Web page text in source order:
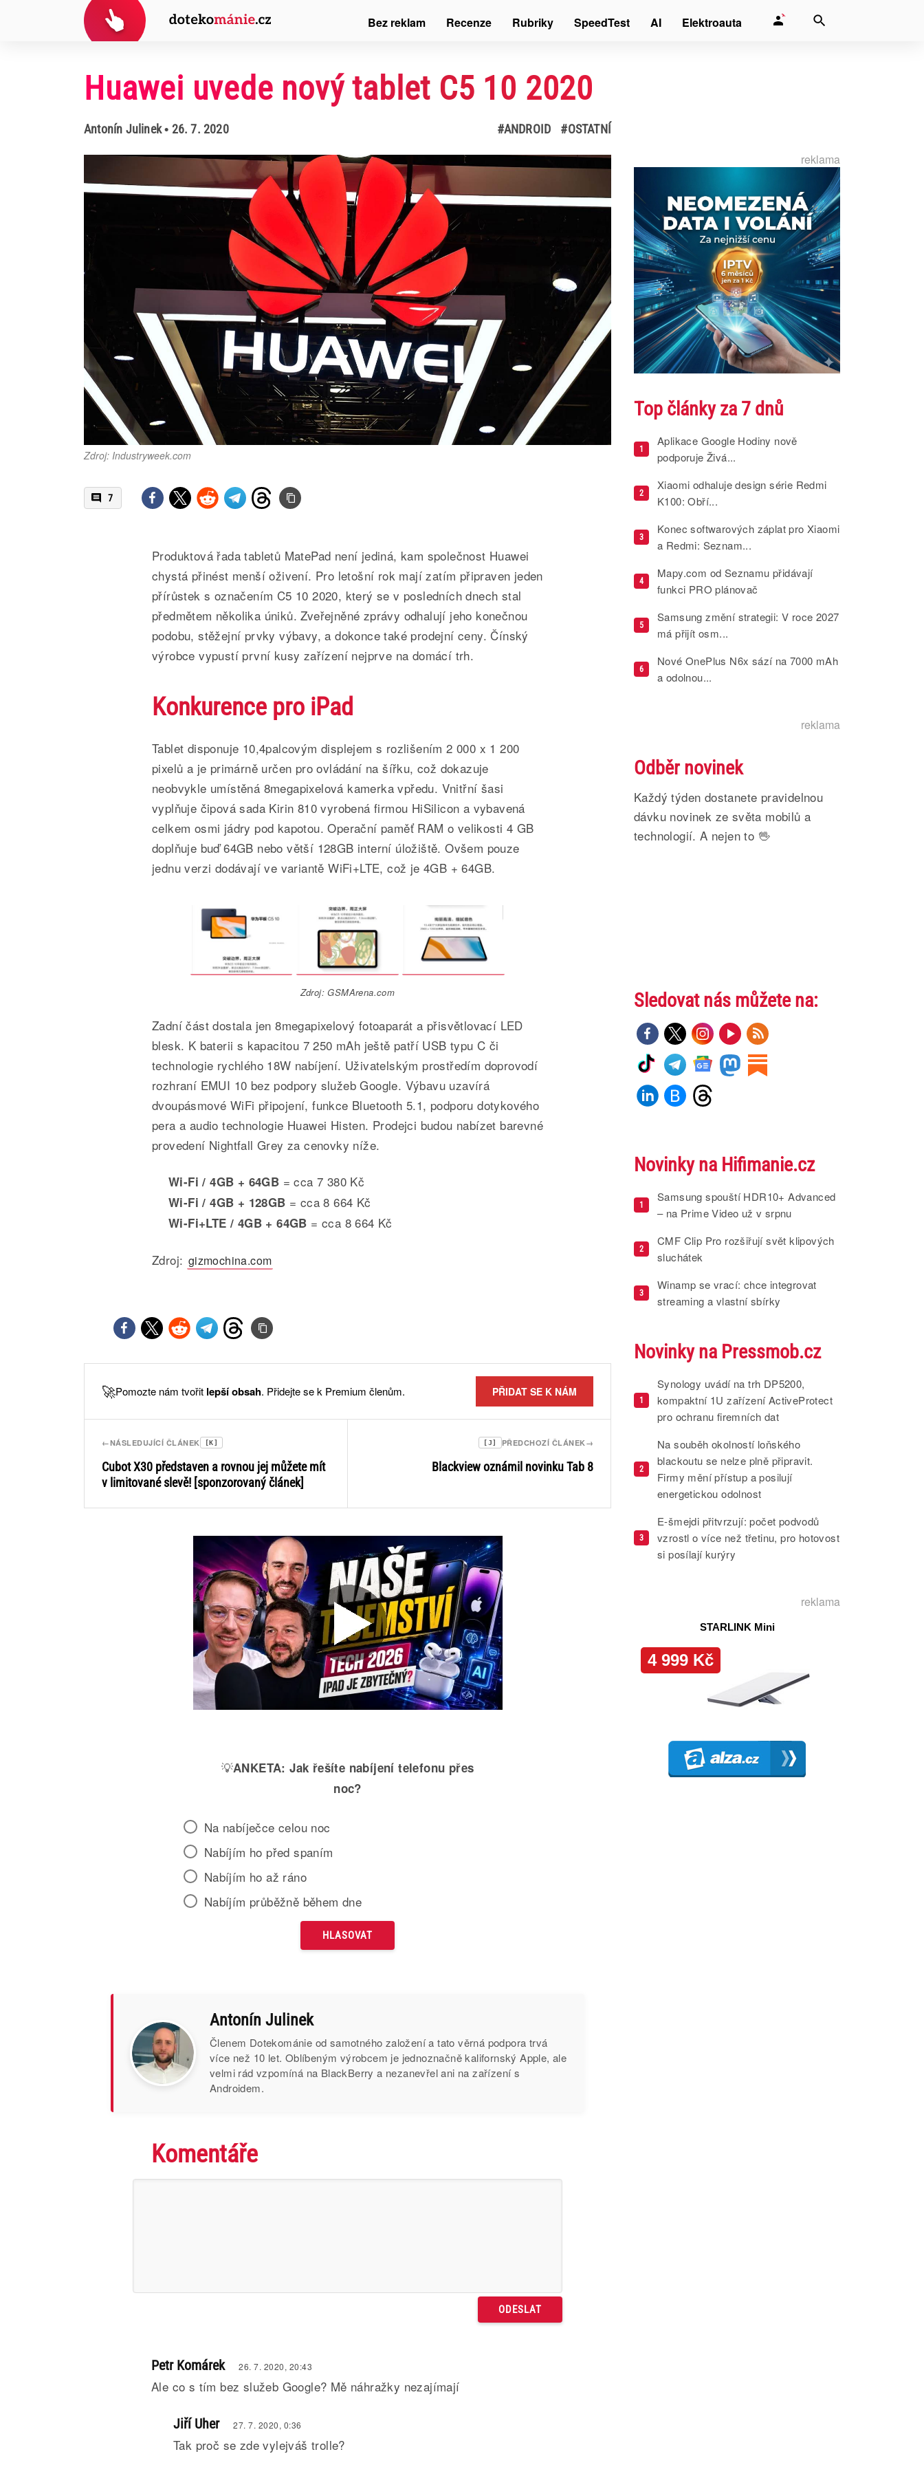
Huawei uvede nový tablet C5 10 2020
Antonín Julinek• 26. 7. 2020 #ANDROID #OSTATNÍ
Zdroj: Industryweek.com
7
Produktová řada tabletů MatePad není jediná, kam společnost Huawei
chystá přinést menší oživení. Pro letošní rok mají zatím připraven jeden
přírůstek s označením C5 10 2020, který se v posledních dnech stal
předmětem několika úniků. Zveřejněné zprávy odhalují jeho konečnou
podobu, stěžejní prvky výbavy, a dokonce také prodejní ceny. Čínský
výrobce vypustí první kusy zařízení nejprve na domácí trh.
Konkurence pro iPad
Tablet disponuje 10,4palcovým displejem s rozlišením 2 000 x 1 200
pixelů a je primárně určen pro ovládání na šířku, což dokazuje
neobvykle umístěná 8megapixelová kamerka vpředu. Vnitřní šasi
vyplňuje čipová sada Kirin 810 vyrobená firmou HiSilicon a vybavená
celkem osmi jádry pod kapotou. Operační paměť RAM o velikosti 4 GB
doplňuje buď 64GB nebo větší 128GB interní úložiště. Ovšem pouze
jednu verzi dodávají ve variantě WiFi+LTE, což je 4GB + 64GB.
Zdroj: GSMArena.com
Zadní část dostala jen 8megapixelový fotoaparát a přisvětlovací LED
blesk. K baterii s kapacitou 7 250 mAh ještě patří USB typu C či
technologie rychlého 18W nabíjení. Uživatelským prostředím doprovodí
rozhraní EMUI 10 bez podpory služeb Google. Výbavu uzavírá
dvoupásmové WiFi připojení, funkce Bluetooth 5.1, podporu dotykového
pera a audio technologie Huawei Histen. Prodejci budou nabízet barevné
provedení Nightfall Grey za cenovky níže.
Wi-Fi / 4GB + 64GB = cca 7 380 Kč
Wi-Fi / 4GB + 128GB = cca 8 664 Kč
Wi-Fi+LTE / 4GB + 64GB = cca 8 664 Kč
Zdroj: gizmochina.com
🚀Pomozte nám tvořit lepší obsah. Přidejte se k Premium členům. PŘIDAT SE K NÁM
←NÁSLEDUJÍCÍ ČLÁNEK [K]
Cubot X30 představen a rovnou jej můžete mít
v limitované slevě! [sponzorovaný článek]
→
PŘEDCHOZÍ ČLÁNEK
[J]
Blackview oznámil novinku Tab 8
💡ANKETA: Jak řešíte nabíjení telefonu přes
noc?
Na nabíječce celou noc
Nabíjím ho před spaním
Nabíjím ho až ráno
Nabíjím průběžně během dne
Antonín Julinek
Členem Dotekománie od samotného založení a tato věrná podpora trvá
více než 10 let. Oblíbeným výrobcem je jednoznačně kalifornský Apple, ale
velmi rád vzpomíná na BlackBerry a nezanevřel ani na zařízení s
Androidem.
Komentáře
Petr Komárek 26. 7. 2020, 20:43
Ale co s tím bez služeb Google? Mě náhražky nezajímají
Jiří Uher 27. 7. 2020, 0:36
Tak proč se zde vylejváš trolle?
reklama
Top články za 7 dnů
1
Aplikace Google Hodiny nově
podporuje Živá...
2
Xiaomi odhaluje design série Redmi
K100: Obří...
3
Konec softwarových záplat pro Xiaomi
a Redmi: Seznam...
4
Mapy.com od Seznamu přidávají
funkci PRO plánovač
5
Samsung změní strategii: V roce 2027
má přijít osm...
6
Nové OnePlus N6x sází na 7000 mAh
a odolnou...
reklama
Odběr novinek
Každý týden dostanete pravidelnou
dávku novinek ze světa mobilů a
technologií. A nejen to 🖖
Sledovat nás můžete na:
Novinky na Hifimanie.cz
1
Samsung spouští HDR10+ Advanced
– na Prime Video už v srpnu
2
CMF Clip Pro rozšiřují svět klipových
sluchátek
3
Winamp se vrací: chce integrovat
streaming a vlastní sbírky
Novinky na Pressmob.cz
1
Synology uvádí na trh DP5200,
kompaktní 1U zařízení ActiveProtect
pro ochranu firemních dat
2
Na souběh okolností loňského
blackoutu se nelze plně připravit.
Firmy mění přístup a posilují
energetickou odolnost
3
E-šmejdi přitvrzují: počet podvodů
vzrostl o více než třetinu, pro hotovost
si posílají kurýry
reklama
Bez reklam Recenze Rubriky SpeedTest AI Elektroauta